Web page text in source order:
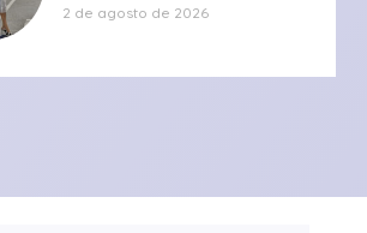
2 de agosto de 2026